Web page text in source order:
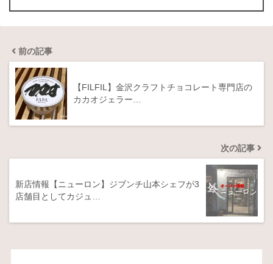
前の記事
【FILFIL】金沢クラフトチョコレート専門店の
カカオジェラー…
次の記事
新店情報【ニューロン】ジブンチ山本シェフが3
店舗目としてカジュ…